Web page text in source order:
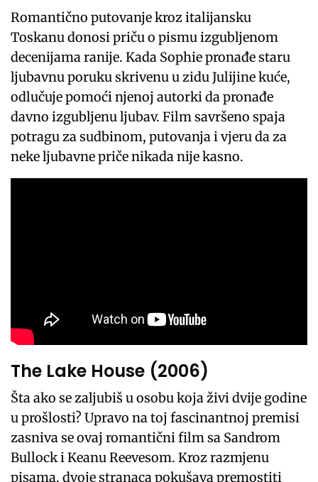
Romantično putovanje kroz italijansku
Toskanu donosi priču o pismu izgubljenom
decenijama ranije. Kada Sophie pronađe staru
ljubavnu poruku skrivenu u zidu Julijine kuće,
odlučuje pomoći njenoj autorki da pronađe
davno izgubljenu ljubav. Film savršeno spaja
potragu za sudbinom, putovanja i vjeru da za
neke ljubavne priče nikada nije kasno.
The Lake House (2006)
Šta ako se zaljubiš u osobu koja živi dvije godine
u prošlosti? Upravo na toj fascinantnoj premisi
zasniva se ovaj romantični film sa Sandrom
Bullock i Keanu Reevesom. Kroz razmjenu
pisama, dvoje stranaca pokušava premostiti